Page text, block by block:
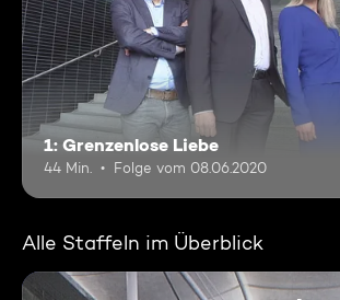
1: Grenzenlose Liebe
44 Min. Folge vom 08.06.2020
Alle Staffeln im Überblick